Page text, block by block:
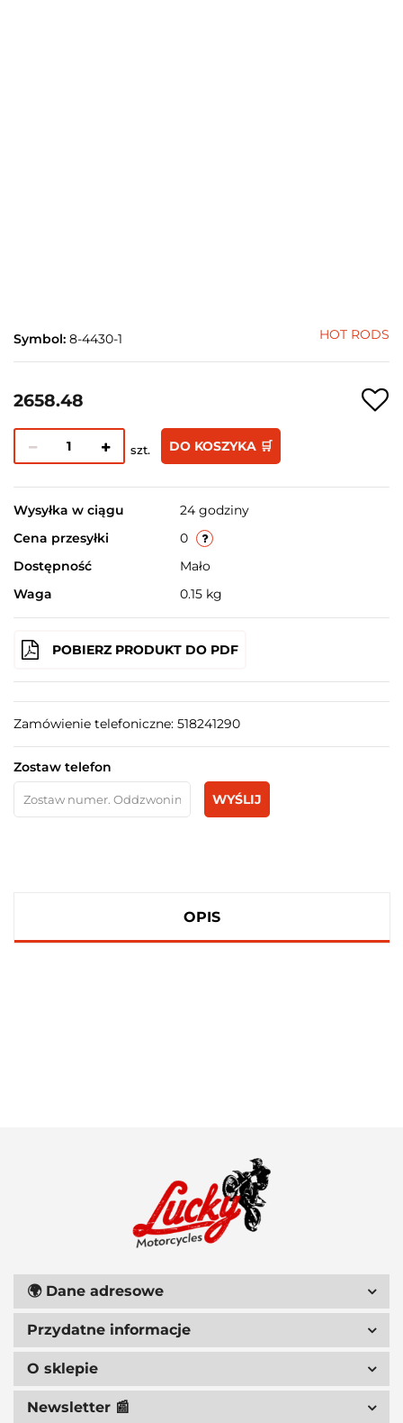
Symbol: 8-4430-1 HOT RODS
2658.48
szt. DO KOSZYKA 🛒
Wysyłka w ciągu
24 godziny
Cena przesyłki
0
Dostępność
Mało
Waga
0.15 kg
POBIERZ PRODUKT DO PDF
Zamówienie telefoniczne: 518241290
Zostaw telefon
WYŚLIJ
OPIS
🌍 Dane adresowe
Przydatne informacje
O sklepie
Newsletter 📰